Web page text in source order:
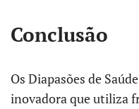
Conclusão
Os Diapasões de
inovadora que utiliza